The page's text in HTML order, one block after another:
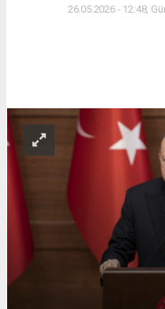
26.05.2026 - 12:48,